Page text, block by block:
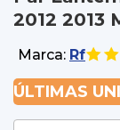
2012 2013
Marca: Rf
ÚLTIMAS